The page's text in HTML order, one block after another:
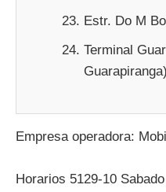
Estr. Do M
Terminal
Empresa operadora:
Horarios 5129-10